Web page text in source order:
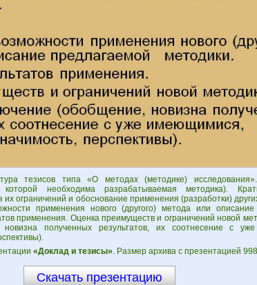
тезисов типа «О методах (методике) исследования».
необходима разрабатываемая методика).
ограничений и обоснование применения (разработки)
применения нового (другого) метода или описание
применения. Оценка преимуществ и ограничений новой
полученных результатов, их соотнесение с
«Доклад и тезисы». Размер архива с презентацией
Скачать презентацию